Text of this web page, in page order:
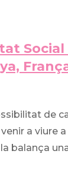
de
a viure
balança